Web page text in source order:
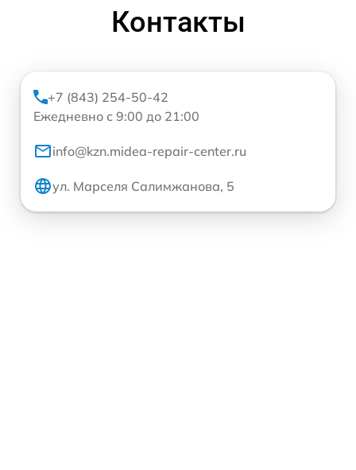
Контакты
+7 (843) 254-50-42
Ежедневно с 9:00 до 21:00
info@kzn.midea-repair-center.ru
ул. Марселя Салимжанова, 5